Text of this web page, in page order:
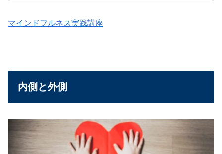
マインドフルネス実践講座
内側と外側